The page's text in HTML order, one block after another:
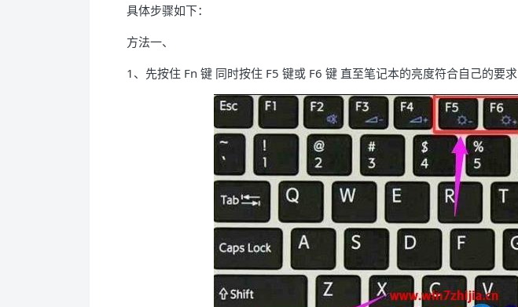
具体步骤如下：
方法一、
1、先按住 Fn 键 同时按住 F5 键或 F6 键 直至笔记本的亮度符合自己的要求